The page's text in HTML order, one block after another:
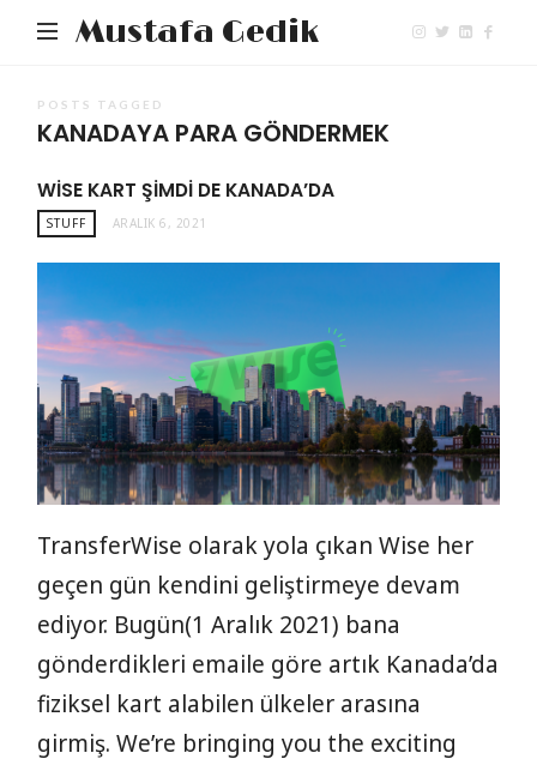
Mustafa Gedik
POSTS TAGGED
KANADAYA PARA GÖNDERMEK
WISE KART ŞIMDI DE KANADA’DA
STUFF ARALIK 6, 2021
TransferWise olarak yola çıkan Wise her
geçen gün kendini geliştirmeye devam
ediyor. Bugün(1 Aralık 2021) bana
gönderdikleri emaile göre artık Kanada’da
fiziksel kart alabilen ülkeler arasına
girmiş. We’re bringing you the exciting